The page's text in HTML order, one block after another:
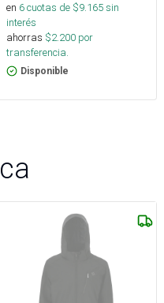
en 6cuotas de $9.165sin
interés
ahorras $2.200 por
transferencia.
Disponible